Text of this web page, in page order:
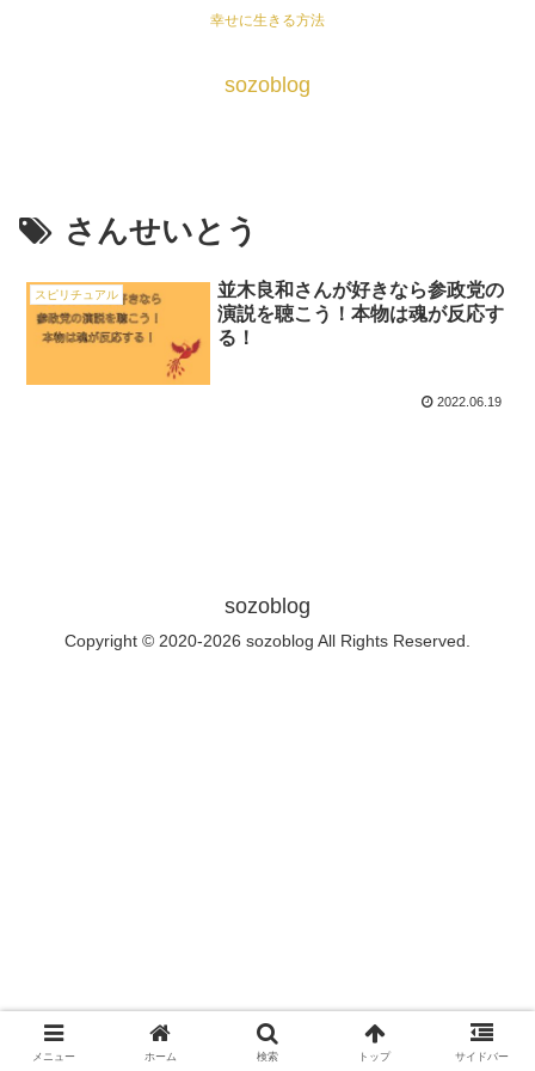
幸せに生きる方法
sozoblog
さんせいとう
スピリチュアル
並木良和さんが好きなら参政党の
演説を聴こう！本物は魂が反応す
る！
2022.06.19
sozoblog
Copyright © 2020-2026 sozoblog All Rights Reserved.
メニュー ホーム 検索 トップ サイドバー